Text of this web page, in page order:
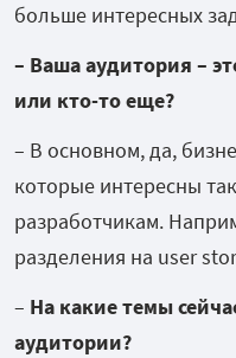
больше интересных
– Ваша аудитория –
или кто-то еще?
– В основном, да,
которые интересны
разработчикам.
разделения на user
– На какие темы
аудитории?